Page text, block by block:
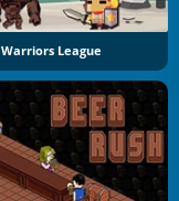
Warriors League